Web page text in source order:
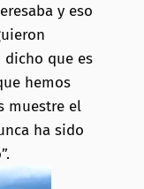
y eso
dicho que es
hemos
muestre el
ha sido